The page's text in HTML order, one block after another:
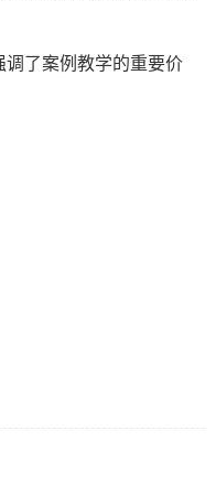
了案例教学的重要价